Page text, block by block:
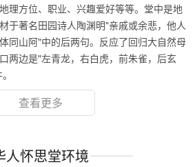
理方位、职业、兴趣爱好等等。堂中是地
于著名田园诗人陶渊明"亲戚或余悲，他人
同山阿"中的后两句。反应了回归大自然母
两边是"左青龙，右白虎，前朱雀，后玄
查看更多
人怀思堂环境